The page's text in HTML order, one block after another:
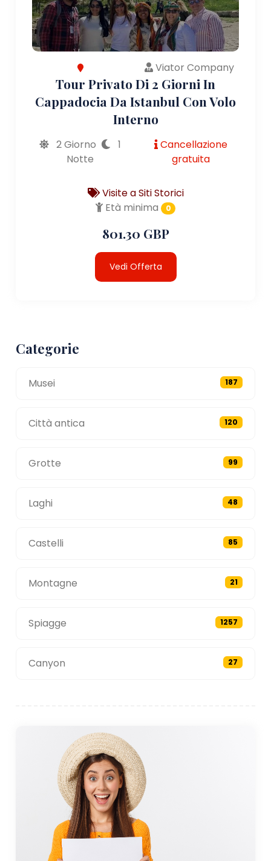
Viator Company
Tour Privato Di 2 Giorni In
Cappadocia Da Istanbul Con Volo
Interno
2 Giorno
1
Notte
Cancellazione
gratuita
Visite a Siti Storici
Età minima
0
801.30 GBP
Vedi Offerta
Categorie
Musei 187
Città antica 120
Grotte 99
Laghi 48
Castelli 85
Montagne 21
Spiagge 1257
Canyon 27